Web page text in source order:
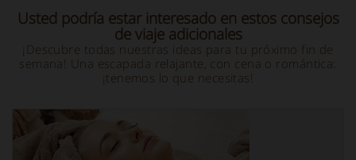
Usted podría estar interesado en estos consejos
de viaje adicionales
¡Descubre todas nuestras ideas para tu próximo fin de
semana! Una escapada relajante, con cena o romántica:
¡tenemos lo que necesitas!